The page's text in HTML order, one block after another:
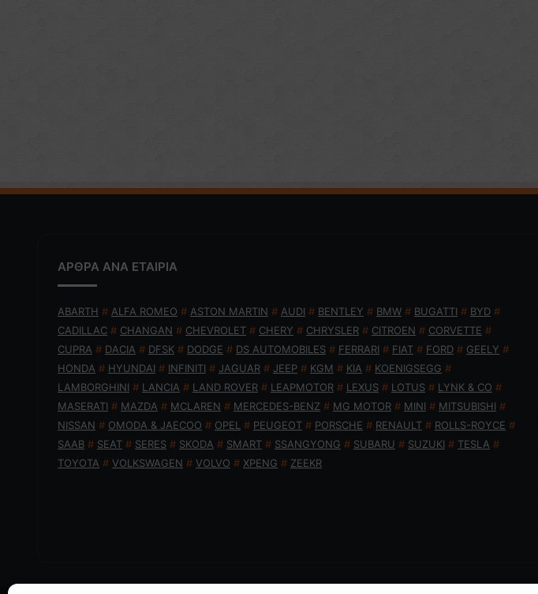
ΑΡΘΡΑ ΑΝΑ ΕΤΑΙΡΙΑ
ABARTH # ALFA ROMEO # ASTON MARTIN # AUDI # BENTLEY # BMW # BUGATTI # BYD #
CADILLAC # CHANGAN # CHEVROLET # CHERY # CHRYSLER # CITROEN # CORVETTE #
CUPRA # DACIA # DFSK # DODGE # DS AUTOMOBILES # FERRARI # FIAT # FORD # GEELY #
HONDA # HYUNDAI # INFINITI # JAGUAR # JEEP # KGM # KIA # KOENIGSEGG #
LAMBORGHINI # LANCIA # LAND ROVER # LEAPMOTOR # LEXUS # LOTUS # LYNK & CO #
MASERATI # MAZDA # MCLAREN # MERCEDES-BENZ # MG MOTOR # MINI # MITSUBISHI #
NISSAN # OMODA & JAECOO # OPEL # PEUGEOT # PORSCHE # RENAULT # ROLLS-ROYCE #
SAAB # SEAT # SERES # SKODA # SMART # SSANGYONG # SUBARU # SUZUKI # TESLA #
TOYOTA # VOLKSWAGEN # VOLVO # XPENG # ZEEKR